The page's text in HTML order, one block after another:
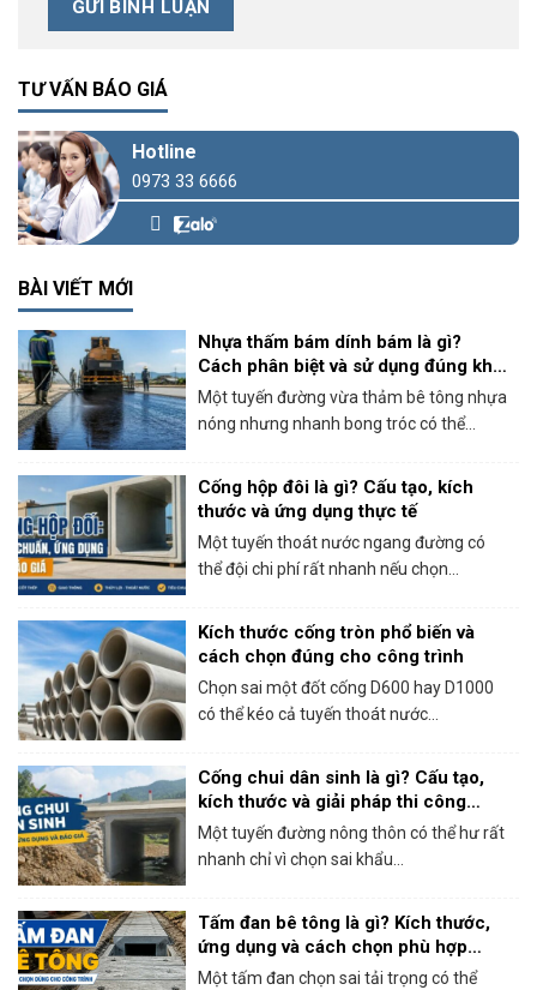
TƯ VẤN BÁO GIÁ
Hotline
0973 33 6666
BÀI VIẾT MỚI
Nhựa thấm bám dính bám là gì?
Cách phân biệt và sử dụng đúng khi
thi công bê tông nhựa
Một tuyến đường vừa thảm bê tông nhựa
nóng nhưng nhanh bong tróc có thể...
Cống hộp đôi là gì? Cấu tạo, kích
thước và ứng dụng thực tế
Một tuyến thoát nước ngang đường có
thể đội chi phí rất nhanh nếu chọn...
Kích thước cống tròn phổ biến và
cách chọn đúng cho công trình
Chọn sai một đốt cống D600 hay D1000
có thể kéo cả tuyến thoát nước...
Cống chui dân sinh là gì? Cấu tạo,
kích thước và giải pháp thi công
thực tế
Một tuyến đường nông thôn có thể hư rất
nhanh chỉ vì chọn sai khẩu...
Tấm đan bê tông là gì? Kích thước,
ứng dụng và cách chọn phù hợp
công trình
Một tấm đan chọn sai tải trọng có thể